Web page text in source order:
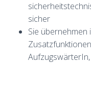
sicher
Sie übernehmen